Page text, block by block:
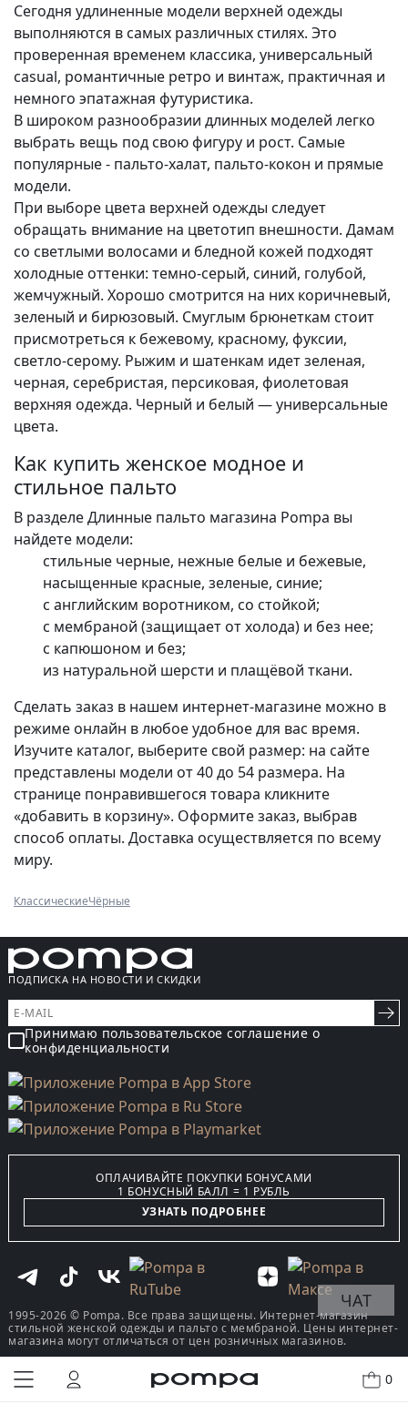
0
Сегодня удлиненные модели верхней одежды
выполняются в самых различных стилях. Это
проверенная временем классика, универсальный
casual, романтичные ретро и винтаж, практичная и
немного эпатажная футуристика.
В широком разнообразии длинных моделей легко
выбрать вещь под свою фигуру и рост. Самые
популярные - пальто-халат, пальто-кокон и прямые
модели.
При выборе цвета верхней одежды следует
обращать внимание на цветотип внешности. Дамам
со светлыми волосами и бледной кожей подходят
холодные оттенки: темно-серый, синий, голубой,
жемчужный. Хорошо смотрится на них коричневый,
зеленый и бирюзовый. Смуглым брюнеткам стоит
присмотреться к бежевому, красному, фуксии,
светло-серому. Рыжим и шатенкам идет зеленая,
черная, серебристая, персиковая, фиолетовая
верхняя одежда. Черный и белый — универсальные
цвета.
Как купить женское модное и
стильное пальто
В разделе Длинные пальто магазина Pompa вы
найдете модели:
стильные черные, нежные белые и бежевые,
насыщенные красные, зеленые, синие;
с английским воротником, со стойкой;
с мембраной (защищает от холода) и без нее;
с капюшоном и без;
из натуральной шерсти и плащёвой ткани.
Сделать заказ в нашем интернет-магазине можно в
режиме онлайн в любое удобное для вас время.
Изучите каталог, выберите свой размер: на сайте
представлены модели от 40 до 54 размера. На
странице понравившегося товара кликните
«добавить в корзину». Оформите заказ, выбрав
способ оплаты. Доставка осуществляется по всему
миру.
КлассическиеЧёрные
ПОДПИСКА НА НОВОСТИ И СКИДКИ
Принимаю пользовательское соглашение о
конфиденциальности
ОПЛАЧИВАЙТЕ ПОКУПКИ БОНУСАМИ
1 БОНУСНЫЙ БАЛЛ = 1 РУБЛЬ
УЗНАТЬ ПОДРОБНЕЕ
1995-2026 © Pompa. Все права защищены. Интернет-магазин
стильной женской одежды и пальто с мембраной. Цены интернет-
магазина могут отличаться от цен розничных магазинов.
ЧАТ